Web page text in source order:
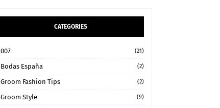
CATEGORIES
007 (21)
Bodas España (2)
Groom Fashion Tips (2)
Groom Style (9)